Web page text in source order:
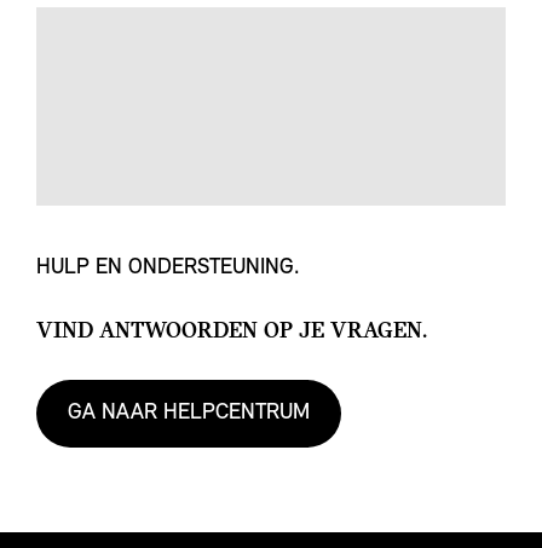
HULP EN ONDERSTEUNING.
VIND ANTWOORDEN OP JE VRAGEN.
GA NAAR HELPCENTRUM